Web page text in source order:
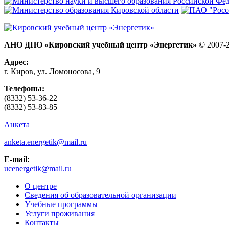
АНО ДПО «Кировский учебный центр «Энергетик» © 2007-
Адрес:
г. Киров, ул. Ломоносова, 9
Телефоны:
(8332) 53-36-22
(8332) 53-83-85
Анкета
anketa.energetik@mail.ru
E-mail:
ucenergetik@mail.ru
О центре
Сведения об образовательной организации
Учебные программы
Услуги проживания
Контакты